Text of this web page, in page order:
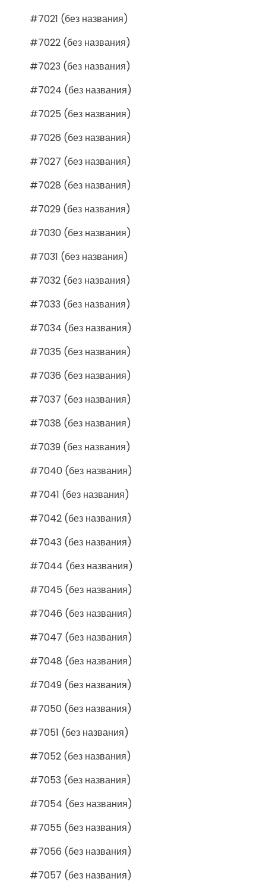
#7021 (без названия)
#7022 (без названия)
#7023 (без названия)
#7024 (без названия)
#7025 (без названия)
#7026 (без названия)
#7027 (без названия)
#7028 (без названия)
#7029 (без названия)
#7030 (без названия)
#7031 (без названия)
#7032 (без названия)
#7033 (без названия)
#7034 (без названия)
#7035 (без названия)
#7036 (без названия)
#7037 (без названия)
#7038 (без названия)
#7039 (без названия)
#7040 (без названия)
#7041 (без названия)
#7042 (без названия)
#7043 (без названия)
#7044 (без названия)
#7045 (без названия)
#7046 (без названия)
#7047 (без названия)
#7048 (без названия)
#7049 (без названия)
#7050 (без названия)
#7051 (без названия)
#7052 (без названия)
#7053 (без названия)
#7054 (без названия)
#7055 (без названия)
#7056 (без названия)
#7057 (без названия)